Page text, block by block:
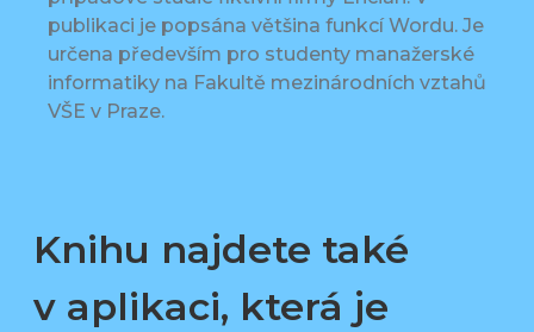
publikaci je popsána většina funkcí Wordu. Je
určena především pro studenty manažerské
informatiky na Fakultě mezinárodních vztahů
VŠE v Praze.
Knihu najdete také
v aplikaci, která je